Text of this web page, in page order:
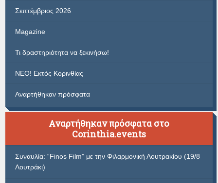
Σεπτέμβριος 2026
Magazine
Τι δραστηριότητα να ξεκινήσω!
ΝΕΟ! Εκτός Κορινθίας
Αναρτήθηκαν πρόσφατα
Αναρτήθηκαν πρόσφατα στο
Corinthia.events
Συναυλία: “Finos Film” με την Φιλαρμονική Λουτρακίου (19/8
Λουτράκι)